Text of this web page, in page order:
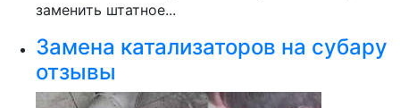
заменить штатное...
Замена катализаторов на субару
отзывы